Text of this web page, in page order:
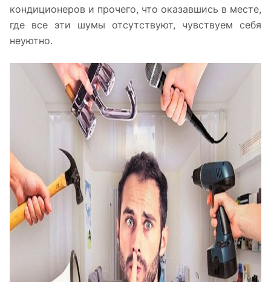
кондиционеров и прочего, что оказавшись в месте,
где все эти шумы отсутствуют, чувствуем себя
неуютно.